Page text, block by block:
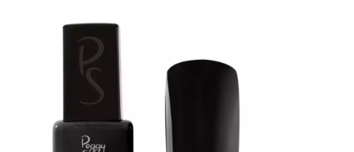
NOUVEAU CLIENT ?
Créez votre compte
Créer mon compte